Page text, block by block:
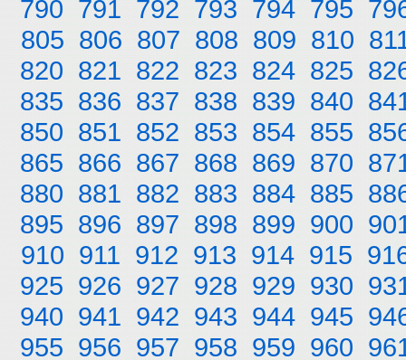
790 791 792 793 794 795
805 806 807 808 809 810
820 821 822 823 824 825
835 836 837 838 839 840
850 851 852 853 854 855
865 866 867 868 869 870
880 881 882 883 884 885
895 896 897 898 899 900
910 911 912 913 914 915
925 926 927 928 929 930
940 941 942 943 944 945
955 956 957 958 959 960